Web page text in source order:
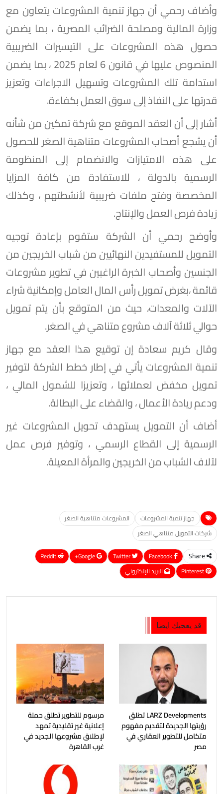
وأضاف رحمي أن جهاز تنمية المشروعات يتعاون مع
وزارة المالية ومصلحة الضرائب المصرية ، بما يضمن
حصول هذه المشروعات على التيسيرات الضريبية
المنصوص عليها في قانون 6 لعام 2025 ، بما يضمن
استدامة تلك المشروعات وتسهيل الاجراءات وتعزيز
قدرتها على النفاذ إلى سوق العمل بكفاءة.
أشار إلى أن العقد الموقع مع شركة تمكين من شأنه
أن يشجع أصحاب المشروعات متناهية الصغر للحصول
على هذه الامتيازات والانضمام إلى المنظومة
الرسمية بالدولة ، للاستفادة من كافة المزايا
المخصصة وفتح ملفات ضريبية لأنشطتهم ، وكذلك
زيادة فرص العمل والإنتاج.
وأوضح رحمي أن الشركة ستقوم بإعادة توجيه
التمويل للمستفيدين النهائيين من شباب الخريجين من
الجنسين وأصحاب الخبرة الراغبين في تطوير مشروعات
قائمة ،بغرض تمويل رأس المال العامل وإمكانية شراء
الآلات والمعدات، حيث من المتوقع بأن يتم تمويل
حوالي ثلاثة آلاف مشروع متناهي في الصغر.
وقال كريم سعادة إن توقيع هذا العقد مع جهاز
تنمية المشروعات يأتي في إطار خطط الشركة لتوفير
تمويل مخفض لعملائها ، وتعزيزا للشمول المالي ،
ودعم ريادة الأعمال ، والقضاء على البطالة.
أضاف أن التمويل يستهدف تحويل المشروعات غير
الرسمية إلى القطاع الرسمي ، وتوفير فرص عمل
لآلاف الشباب من الخريجين والمرأة المعيلة.
جهاز تنمية المشروعات
المشروعات متناهية الصغر
شركات التمويل متناهي الصغر
Share
Google+
ReddIt
Pinterest
البريد الإلكتروني
قد يعجبك ايضا
LARZ Developments تطلق
رؤيتها الجديدة لتقديم مفهوم
متكامل للتطوير العقاري في
مصر
مرسوم للتطوير تطلق حملة
إعلانية غير تقليدية تمهد
لإطلاق مشروعها الجديد في
غرب القاهرة